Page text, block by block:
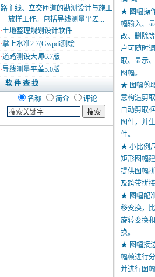
路主线、立交匝道的勘测设计与施工
放样工作。包括导线测量平差...
·土地整理规划设计软件..
·掌上水准2.7(Gwpdi测绘..
·道路测设大师6.7版
·导线测量平差5.0版
软 件 查 找
名称
简介 评论
★ 图幅操
幅输入、
改、删除
户可随时
取、显示
图幅。
★ 图幅剪
意构造剪
自动剪取
图件，并
件。
★ 小比例
矩形图幅建
提供图幅
及跨带拼接
★ 图幅配
移变换，比
旋转变换
换。
★ 图幅接
幅帧进行
并进行图幅